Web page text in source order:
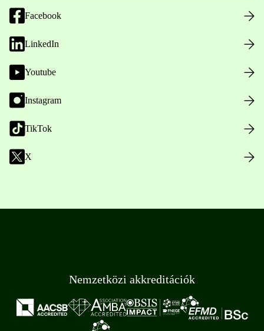
Facebook
LinkedIn
Youtube
Instagram
TikTok
X
Nemzetközi akkreditációk